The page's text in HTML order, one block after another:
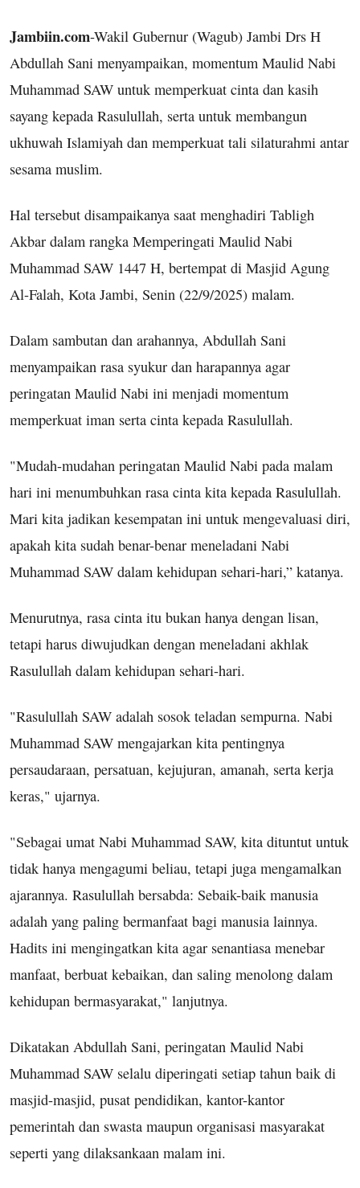
Jambiin.com-Wakil Gubernur (Wagub) Jambi Drs H
Abdullah Sani menyampaikan, momentum Maulid Nabi
Muhammad SAW untuk memperkuat cinta dan kasih
sayang kepada Rasulullah, serta untuk membangun
ukhuwah Islamiyah dan memperkuat tali silaturahmi antar
sesama muslim.
Hal tersebut disampaikanya saat menghadiri Tabligh
Akbar dalam rangka Memperingati Maulid Nabi
Muhammad SAW 1447 H, bertempat di Masjid Agung
Al-Falah, Kota Jambi, Senin (22/9/2025) malam.
Dalam sambutan dan arahannya, Abdullah Sani
menyampaikan rasa syukur dan harapannya agar
peringatan Maulid Nabi ini menjadi momentum
memperkuat iman serta cinta kepada Rasulullah.
"Mudah-mudahan peringatan Maulid Nabi pada malam
hari ini menumbuhkan rasa cinta kita kepada Rasulullah.
Mari kita jadikan kesempatan ini untuk mengevaluasi diri,
apakah kita sudah benar-benar meneladani Nabi
Muhammad SAW dalam kehidupan sehari-hari,” katanya.
Menurutnya, rasa cinta itu bukan hanya dengan lisan,
tetapi harus diwujudkan dengan meneladani akhlak
Rasulullah dalam kehidupan sehari-hari.
"Rasulullah SAW adalah sosok teladan sempurna. Nabi
Muhammad SAW mengajarkan kita pentingnya
persaudaraan, persatuan, kejujuran, amanah, serta kerja
keras," ujarnya.
"Sebagai umat Nabi Muhammad SAW, kita dituntut untuk
tidak hanya mengagumi beliau, tetapi juga mengamalkan
ajarannya. Rasulullah bersabda: Sebaik-baik manusia
adalah yang paling bermanfaat bagi manusia lainnya.
Hadits ini mengingatkan kita agar senantiasa menebar
manfaat, berbuat kebaikan, dan saling menolong dalam
kehidupan bermasyarakat," lanjutnya.
Dikatakan Abdullah Sani, peringatan Maulid Nabi
Muhammad SAW selalu diperingati setiap tahun baik di
masjid-masjid, pusat pendidikan, kantor-kantor
pemerintah dan swasta maupun organisasi masyarakat
seperti yang dilaksankaan malam ini.